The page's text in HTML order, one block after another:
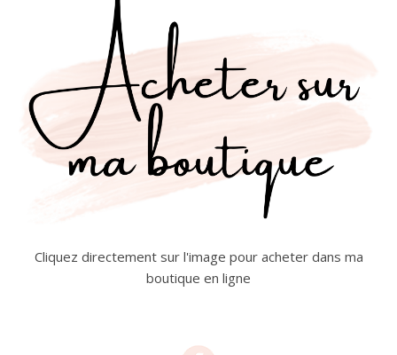
Cliquez directement sur l'image pour acheter dans ma
boutique en ligne